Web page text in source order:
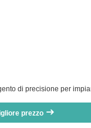
di precisione per
prezzo